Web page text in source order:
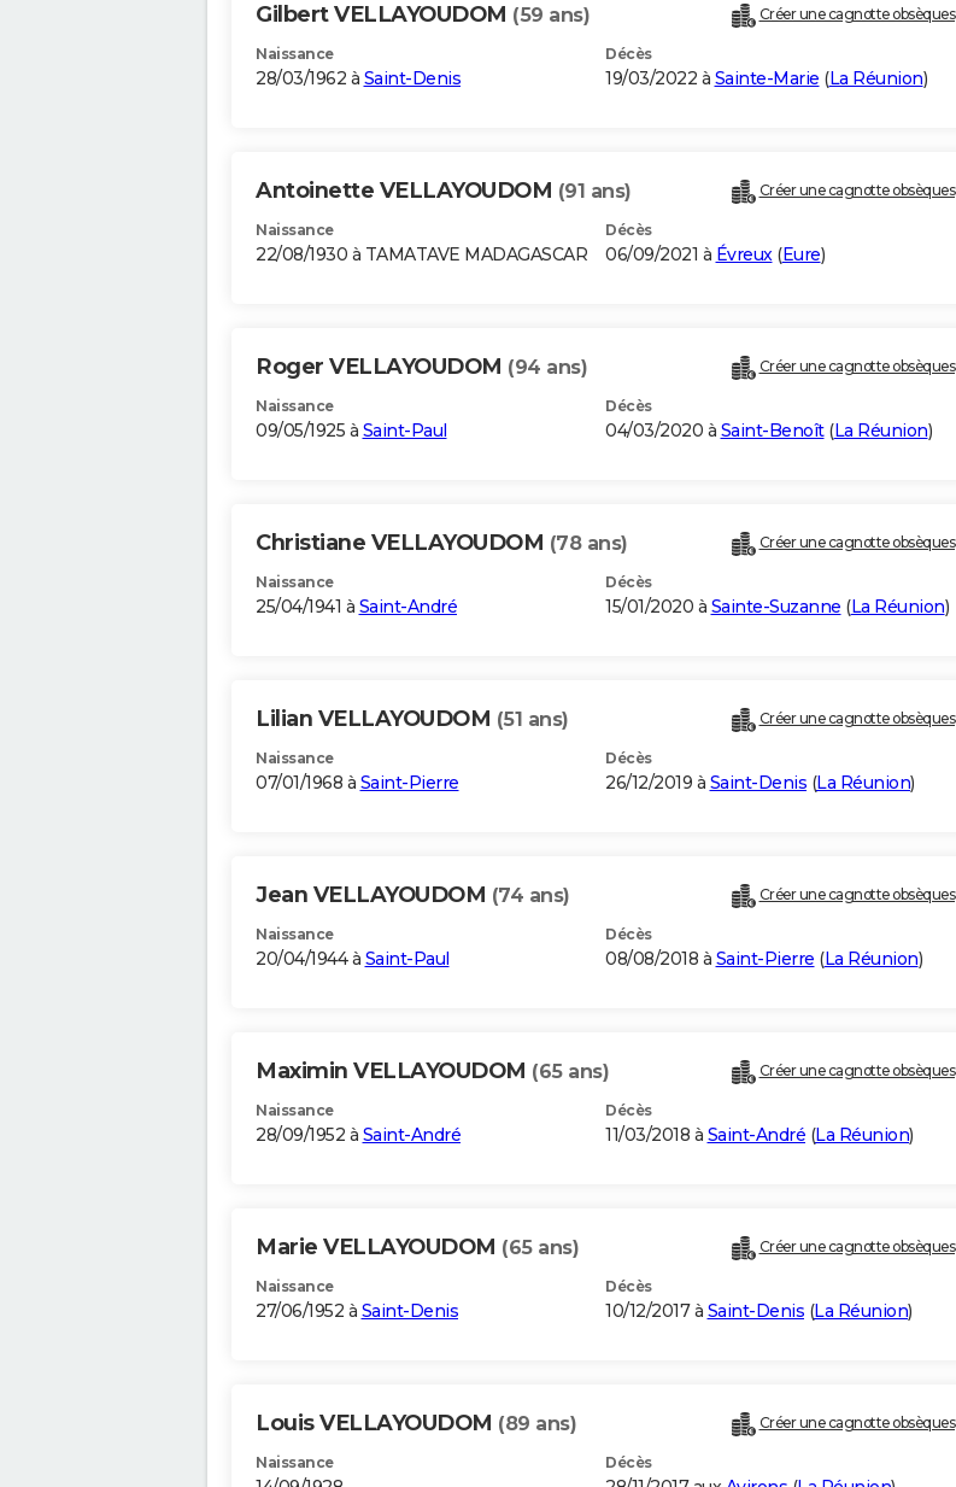
Gilbert VELLAYOUDOM (59 ans) Créer une cagnotte obsèques
Naissance
28/03/1962 à Saint-Denis
Décès
19/03/2022 à Sainte-Marie (La Réunion)
Antoinette VELLAYOUDOM (91 ans) Créer une cagnotte obsèques
Naissance
22/08/1930 à TAMATAVE MADAGASCAR
Décès
06/09/2021 à Évreux(Eure)
Roger VELLAYOUDOM (94 ans) Créer une cagnotte obsèques
Naissance
09/05/1925 à Saint-Paul
Décès
04/03/2020 à Saint-Benoît(La Réunion)
Christiane VELLAYOUDOM (78 ans) Créer une cagnotte obsèques
Naissance
25/04/1941 à Saint-André
Décès
15/01/2020 à Sainte-Suzanne (La Réunion)
Lilian VELLAYOUDOM (51 ans) Créer une cagnotte obsèques
Naissance
07/01/1968 à Saint-Pierre
Décès
26/12/2019 à Saint-Denis (La Réunion)
Jean VELLAYOUDOM (74 ans) Créer une cagnotte obsèques
Naissance
20/04/1944 à Saint-Paul
Décès
08/08/2018 à Saint-Pierre (La Réunion)
Maximin VELLAYOUDOM (65 ans) Créer une cagnotte obsèques
Naissance
28/09/1952 à Saint-André
Décès
11/03/2018 à Saint-André (La Réunion)
Marie VELLAYOUDOM (65 ans) Créer une cagnotte obsèques
Naissance
27/06/1952 à Saint-Denis
Décès
10/12/2017 à Saint-Denis (La Réunion)
Louis VELLAYOUDOM (89 ans) Créer une cagnotte obsèques
Naissance Décès